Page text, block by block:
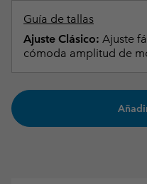
Guía de tallas
Ajuste Clásico: Ajuste
cómoda amplitud de